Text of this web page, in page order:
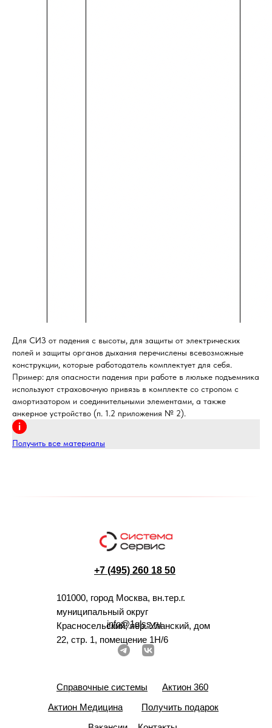
Для СИЗ от падения с высоты, для защиты от электрических
полей и защиты органов дыхания перечислены всевозможные
конструкции, которые работодатель комплектует для себя.
Пример: для опасности падения при работе в люльке подъемника
используют страховочную привязь в комплекте со стропом с
амортизатором и соединительными элементами, а также
анкерное устройство (п. 1.2 приложения № 2).
Получить все материалы
+7 (495) 260 18 50
101000, город Москва, вн.тер.г.
муниципальный округ
Красносельский, пер. Уланский, дом
22, стр. 1, помещение 1Н/6
info@1glss.ru
Справочные системы
Актион 360
Актион Медицина
Получить подарок